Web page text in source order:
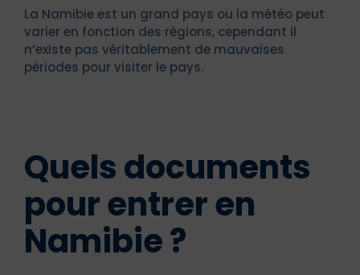
La Namibie est un grand pays ou la météo peut
varier en fonction des régions, cependant il
n’existe pas véritablement de mauvaises
périodes pour visiter le pays.
Quels documents
pour entrer en
Namibie ?